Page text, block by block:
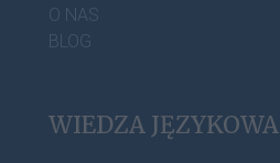
O NAS
BLOG
WIEDZA JĘZYKOWA